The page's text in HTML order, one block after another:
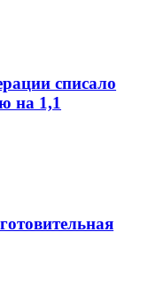
списало
на 1,1